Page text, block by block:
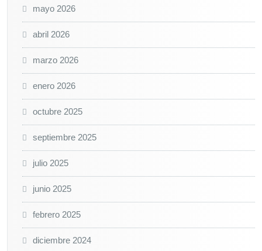
mayo 2026
abril 2026
marzo 2026
enero 2026
octubre 2025
septiembre 2025
julio 2025
junio 2025
febrero 2025
diciembre 2024